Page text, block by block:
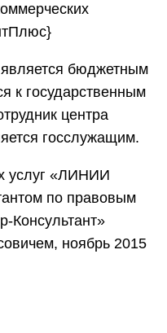
бюджетным
к государственным
центра
госслужащим.
услуг «ЛИНИИ
по правовым
ноябрь 2015